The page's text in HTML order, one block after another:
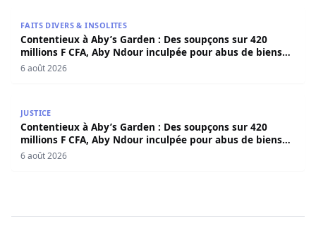
FAITS DIVERS & INSOLITES
Contentieux à Aby’s Garden : Des soupçons sur 420
millions F CFA, Aby Ndour inculpée pour abus de biens
sociaux
6 août 2026
JUSTICE
Contentieux à Aby’s Garden : Des soupçons sur 420
millions F CFA, Aby Ndour inculpée pour abus de biens
sociaux
6 août 2026